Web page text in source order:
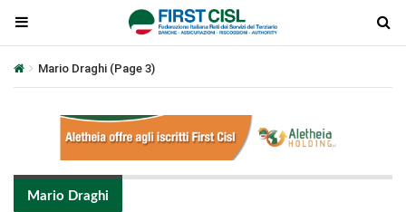
Mario Draghi (Page 3)
Mario Draghi